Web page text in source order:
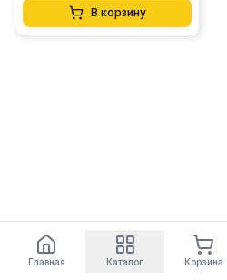
В корзину
Главная Каталог Корзина